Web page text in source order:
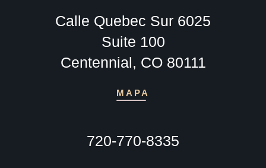
Calle Quebec Sur 6025
Suite 100
Centennial, CO 80111
MAPA
720-770-8335